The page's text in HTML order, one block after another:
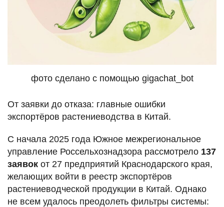
фото сделано с помощью gigachat_bot
От заявки до отказа: главные ошибки
экспортёров растениеводства в Китай.
С начала 2025 года Южное межрегиональное
управление Россельхознадзора рассмотрело 137
заявок от 27 предприятий Краснодарского края,
желающих войти в реестр экспортёров
растениеводческой продукции в Китай. Однако
не всем удалось преодолеть фильтры системы: